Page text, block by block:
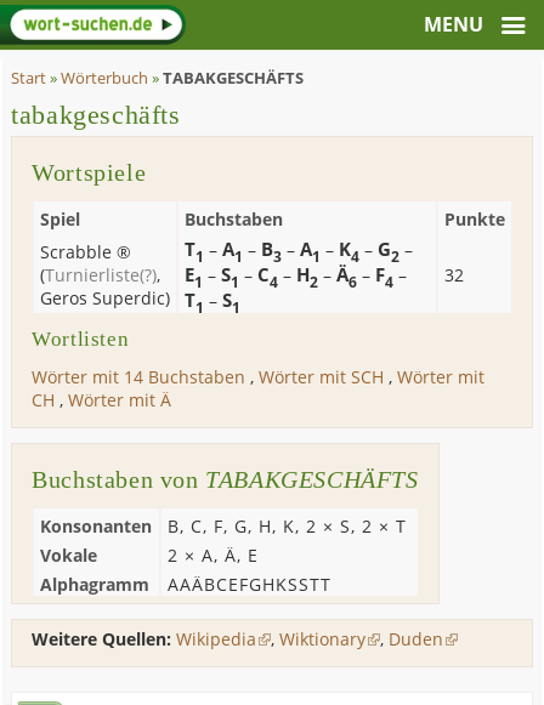
Start»Wörterbuch »TABAKGESCHÄFTS
tabakgeschäfts
Wortspiele
Spiel Buchstaben
Punkte
Scrabble ®
(Turnierliste(?),
Geros Superdic)
T1 –A1 – B3 –A1 – K4 – G2 –
E1 –S1 – C4 – H2 –Ä6 – F4 –
T1 –S1
32
Wortlisten
Wörter mit 14 Buchstaben ,Wörter mit SCH ,Wörter mit
CH ,Wörter mit Ä
Buchstaben von TABAKGESCHÄFTS
Konsonanten B, C, F, G, H, K, 2 ×S, 2 ×T
Vokale
2 ×A,Ä, E
Alphagramm
AAÄBCEFGHKSSTT
Weitere Quellen: Wikipedia ,Wiktionary , Duden